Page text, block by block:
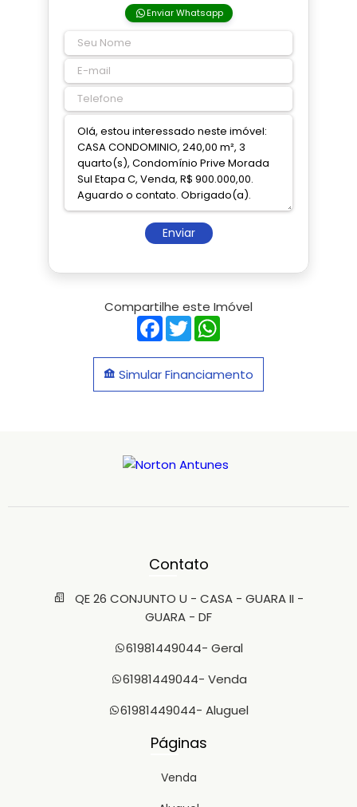
Enviar Whatsapp
Enviar
Compartilhe este Imóvel
Facebook
Twitter
Simular Financiamento
Contato
QE 26 CONJUNTO U - CASA - GUARA II -
GUARA - DF
61981449044- Geral
61981449044- Venda
61981449044- Aluguel
Páginas
Venda